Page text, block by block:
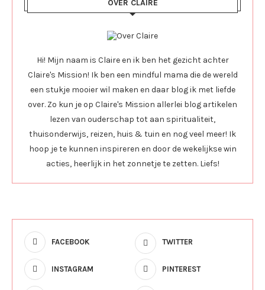
OVER CLAIRE
Hi! Mijn naam is Claire en ik ben het gezicht achter
Claire's Mission! Ik ben een mindful mama die de wereld
een stukje mooier wil maken en daar blog ik met liefde
over. Zo kun je op Claire's Mission allerlei blog artikelen
lezen van ouderschap tot aan spiritualiteit,
thuisonderwijs, reizen, huis & tuin en nog veel meer! Ik
hoop je te kunnen inspireren en door de wekelijkse win
acties, heerlijk in het zonnetje te zetten. Liefs!
FACEBOOK TWITTER
INSTAGRAM PINTEREST